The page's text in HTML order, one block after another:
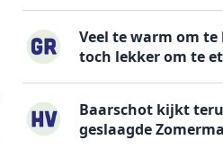
Veel te warm om te
toch lekker om te
Baarschot kijkt
geslaagde